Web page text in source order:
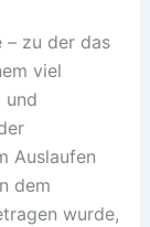
zu der das
viel
und
Auslaufen
dem
wurde,